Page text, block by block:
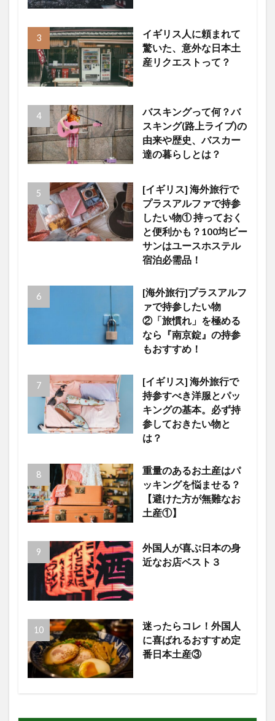
イギリス人に頼まれて
驚いた、意外な日本土
産リクエストって？
バスキングって何？バ
スキング(路上ライブ)の
由来や歴史、バスカー
達の暮らしとは？
[イギリス] 海外旅行で
プラスアルファで持参
したい物① 持っておく
と便利かも？100均ビー
サンはユースホステル
宿泊必需品！
[海外旅行]プラスアルフ
ァで持参したい物
②「旅慣れ」を極める
なら『南京錠』の持参
もおすすめ！
[イギリス] 海外旅行で
持参すべき洋服とパッ
キングの基本。必ず持
参しておきたい物と
は？
重量のあるお土産はパ
ッキングを悩ませる？
【避けた方が無難なお
土産①】
外国人が喜ぶ日本の身
近なお店ベスト３
迷ったらコレ！外国人
に喜ばれるおすすめ定
番日本土産③